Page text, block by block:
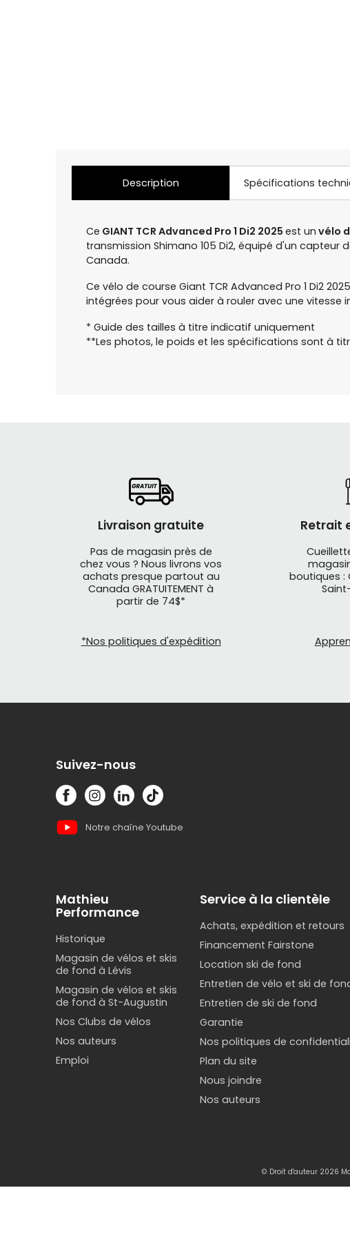
Description Spécifications
Ce GIANT TCR Advanced Pro 1 Di2 2025 est un vélo
transmission Shimano 105 Di2, équipé d'un
Canada.
Ce vélo de course Giant TCR Advanced Pro 1 Di2
intégrées pour vous aider à rouler avec une
* Guide des tailles à titre indicatif uniquement
**Les photos, le poids et les spécifications sont à
Livraison gratuite
Pas de magasin près de
chez vous ? Nous livrons vos
achats presque partout au
Canada GRATUITEMENT à
partir de 74$*
*Nos politiques d'expédition
Retrait
boutiques :
Suivez-nous
Notre chaîne Youtube
Mathieu
Performance
Historique
Magasin de vélos et skis
de fond à Lévis
Magasin de vélos et skis
de fond à St-Augustin
Nos Clubs de vélos
Nos auteurs
Emploi
Service à la clientèle
Achats, expédition et retours
Financement Fairstone
Location ski de fond
Entretien de vélo et ski de
Entretien de ski de fond
Garantie
Nos politiques de
Plan du site
Nous joindre
Nos auteurs
© Droit d'auteur 2026